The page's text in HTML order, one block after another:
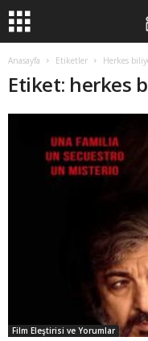
Anasayfa Etiketler Herkes
Etiket: herkes
Film Eleştirisi ve Yorumlar